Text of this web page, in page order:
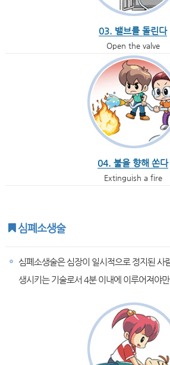
03. 밸브를 돌린다
Open the valve
04. 불을 향해 쏜다
Extinguish a fire
심폐소생술
심폐소생술은 심장이 일시적으로 정지된 사
생시키는 기술로서 4분 이내에 이루어져야